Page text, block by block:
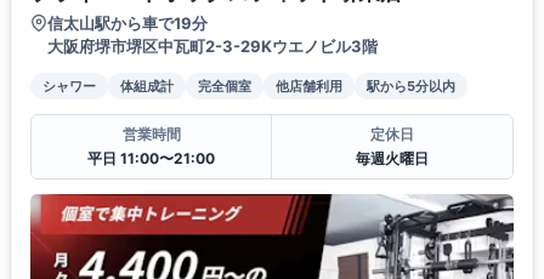
信太山駅から車で19分
大阪府堺市堺区中瓦町2-3-29Kウエノビル3階
シャワー 体組成計 完全個室 他店舗利用 駅から5分以内
営業時間
平日 11:00〜21:00
定休日
毎週火曜日